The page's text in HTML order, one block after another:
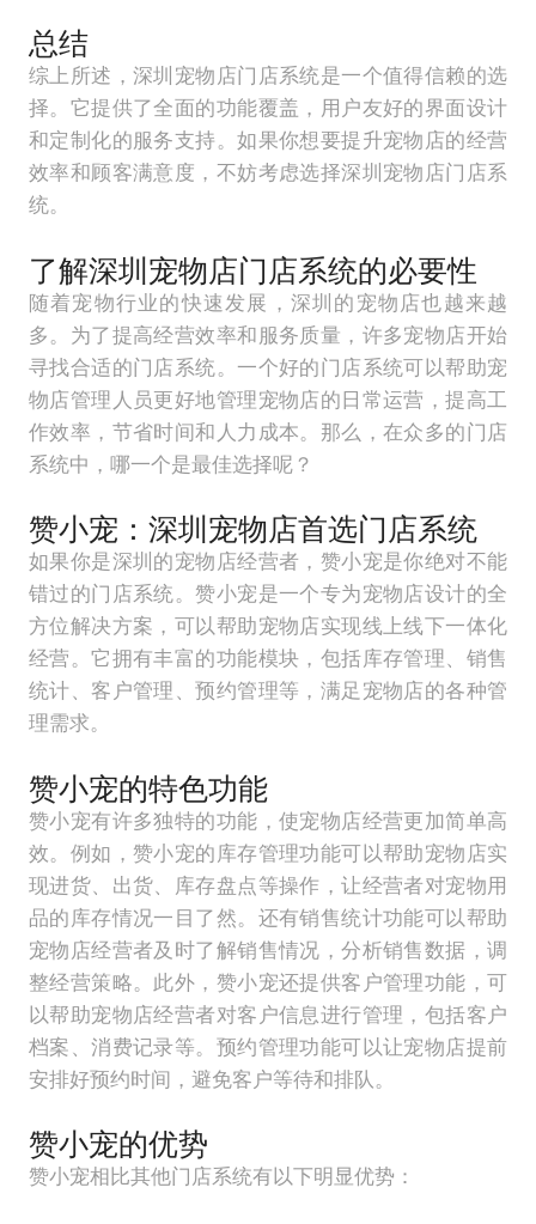
总结
综上所述，深圳宠物店门店系统是一个值得信赖的选
择。它提供了全面的功能覆盖，用户友好的界面设计
和定制化的服务支持。如果你想要提升宠物店的经营
效率和顾客满意度，不妨考虑选择深圳宠物店门店系
统。
了解深圳宠物店门店系统的必要性
随着宠物行业的快速发展，深圳的宠物店也越来越
多。为了提高经营效率和服务质量，许多宠物店开始
寻找合适的门店系统。一个好的门店系统可以帮助宠
物店管理人员更好地管理宠物店的日常运营，提高工
作效率，节省时间和人力成本。那么，在众多的门店
系统中，哪一个是最佳选择呢？
赞小宠：深圳宠物店首选门店系统
如果你是深圳的宠物店经营者，赞小宠是你绝对不能
错过的门店系统。赞小宠是一个专为宠物店设计的全
方位解决方案，可以帮助宠物店实现线上线下一体化
经营。它拥有丰富的功能模块，包括库存管理、销售
统计、客户管理、预约管理等，满足宠物店的各种管
理需求。
赞小宠的特色功能
赞小宠有许多独特的功能，使宠物店经营更加简单高
效。例如，赞小宠的库存管理功能可以帮助宠物店实
现进货、出货、库存盘点等操作，让经营者对宠物用
品的库存情况一目了然。还有销售统计功能可以帮助
宠物店经营者及时了解销售情况，分析销售数据，调
整经营策略。此外，赞小宠还提供客户管理功能，可
以帮助宠物店经营者对客户信息进行管理，包括客户
档案、消费记录等。预约管理功能可以让宠物店提前
安排好预约时间，避免客户等待和排队。
赞小宠的优势
赞小宠相比其他门店系统有以下明显优势：